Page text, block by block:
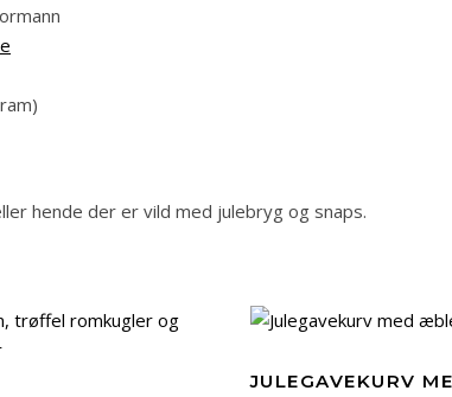
hende der er vild med julebryg og snaps.
JULEGAVEKURV